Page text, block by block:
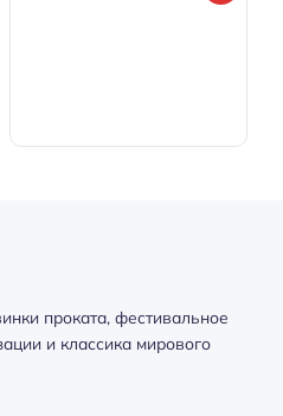
проката, фестивальное
и классика мирового